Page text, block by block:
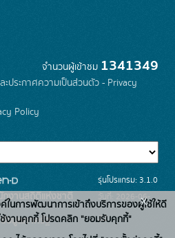
จำนวนผู้เข้าชม 1341349
ระกาศความเป็นส่วนตัว - Privacy
Policy
กงานสถิติแห่งชาติ
อมูลภาครัฐ
รุ่นโปรแกรม: 3.1.0
วันที่: 2026-06-
22
ในการพัฒนาการเข้าถึงบริการของผู้ใช้ให้ดี
งานคุกกี้ โปรดคลิก "ยอมรับคุกกี้"
x